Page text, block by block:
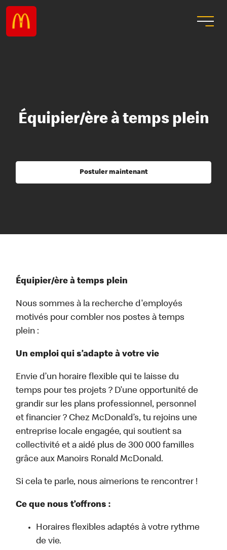
Équipier/ère à temps plein
Postuler maintenant
Équipier/ère à temps plein
Nous sommes à la recherche d'employés
motivés pour combler nos postes à temps
plein :
Un emploi qui s’adapte à votre vie
Envie d’un horaire flexible qui te laisse du
temps pour tes projets ? D’une opportunité de
grandir sur les plans professionnel, personnel
et financier ? Chez McDonald’s, tu rejoins une
entreprise locale engagée, qui soutient sa
collectivité et a aidé plus de 300 000 familles
grâce aux Manoirs Ronald McDonald.
Si cela te parle, nous aimerions te rencontrer !
Ce que nous t’offrons :
Horaires flexibles adaptés à votre rythme
de vie.